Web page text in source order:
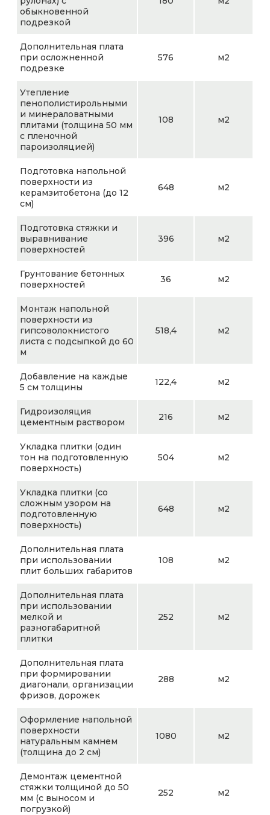
обыкновенной
подрезкой
Дополнительная плата
при осложненной
подрезке
576 м2
Утепление
пенополистирольными
и минераловатными
плитами (толщина 50 мм
с пленочной
пароизоляцией)
108 м2
Подготовка напольной
поверхности из
керамзитобетона (до 12
см)
648 м2
Подготовка стяжки и
выравнивание
поверхностей
396 м2
Грунтование бетонных
поверхностей
36 м2
Монтаж напольной
поверхности из
гипсоволокнистого
листа с подсыпкой до 60
м
518,4 м2
Добавление на каждые
5 см толщины
122,4 м2
Гидроизоляция
цементным раствором
216 м2
Укладка плитки (один
тон на подготовленную
поверхность)
504 м2
Укладка плитки (со
сложным узором на
подготовленную
поверхность)
648 м2
Дополнительная плата
при использовании
плит больших габаритов
108 м2
Дополнительная плата
при использовании
мелкой и
разногабаритной
плитки
252 м2
Дополнительная плата
при формировании
диагонали, организации
фризов, дорожек
288 м2
Оформление напольной
поверхности
натуральным камнем
(толщина до 2 см)
1080 м2
Демонтаж цементной
стяжки толщиной до 50
мм (с выносом и
погрузкой)
252 м2